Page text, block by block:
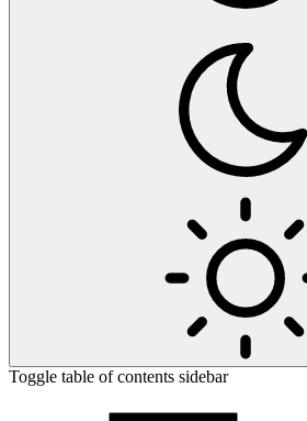
Toggle table of contents sidebar